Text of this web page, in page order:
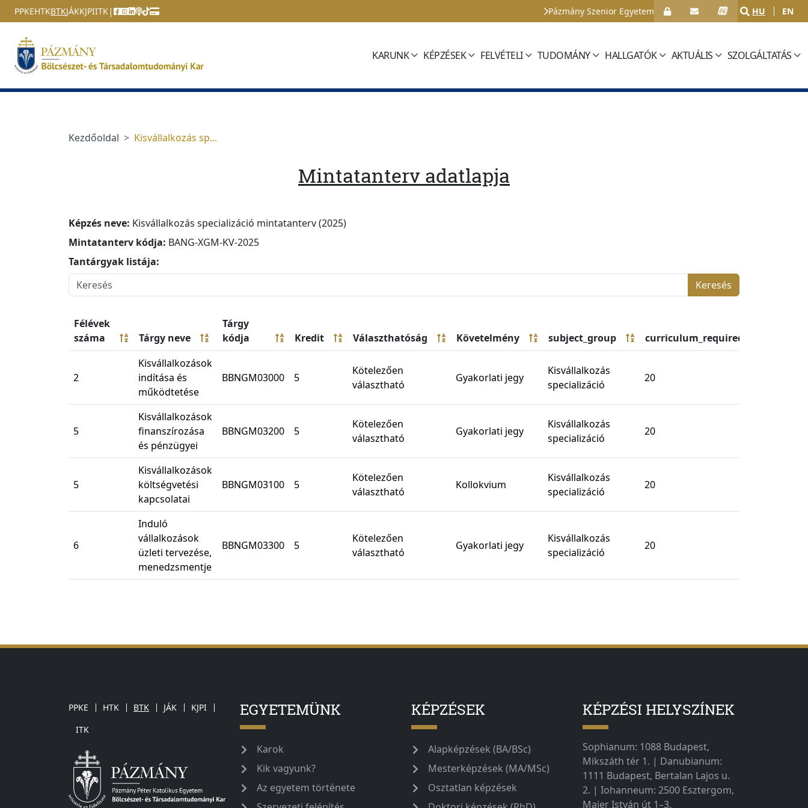
Ugrás a menüre
Ugrás a tartalomra
PPKEHTKBTKJÁKKJPIITK| Pázmány Szenior Egyetem HU EN
KARUNK KÉPZÉSEK FELVÉTELI TUDOMÁNY HALLGATÓK AKTUÁLIS SZOLGÁLTATÁS
Kezdőoldal Kisvállalkozás sp...
Mintatanterv adatlapja
Képzés neve: Kisvállalkozás specializáció mintatanterv (2025)
Mintatanterv kódja: BANG-XGM-KV-2025
Tantárgyak listája:
Keresés
Félévek
száma
Tárgy neve
Tárgy
kódja
Kredit Választhatóság Követelmény subject_group
2
Kisvállalkozások
indítása és
működtetése
BBNGM03000 5
Kötelezően
választható
Gyakorlati jegy
Kisvállalkozás
specializáció
20
5
Kisvállalkozások
finanszírozása
és pénzügyei
BBNGM03200 5
Kötelezően
választható
Gyakorlati jegy
Kisvállalkozás
specializáció
20
5
Kisvállalkozások
költségvetési
kapcsolatai
BBNGM03100 5
Kötelezően
választható
Kollokvium
Kisvállalkozás
specializáció
20
6
Induló
vállalkozások
üzleti tervezése,
menedzsmentje
BBNGM03300 5
Kötelezően
választható
Gyakorlati jegy
Kisvállalkozás
specializáció
20
PPKE HTK BTK JÁK
KJPI
ITK
EGYETEMÜNK
Karok
Kik vagyunk?
Az egyetem története
KÉPZÉSEK
Alapképzések (BA/BSc)
Mesterképzések (MA/MSc)
Osztatlan képzések
KÉPZÉSI HELYSZÍNEK
Sophianum: 1088 Budapest,
Mikszáth tér 1. | Danubianum:
1111 Budapest, Bertalan Lajos u.
2. | Iohanneum: 2500 Esztergom,
Majer István út 1–3.